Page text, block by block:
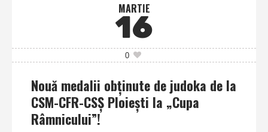
MARTIE
16
0
Nouă medalii obţinute de judoka de la
CSM-CFR-CSŞ Ploieşti la „Cupa
Râmnicului”!